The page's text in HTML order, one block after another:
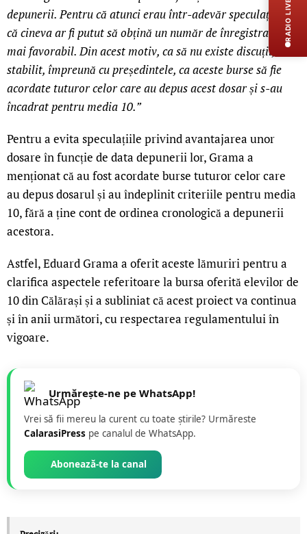
depunerii. Pentru că atunci erau într-adevăr speculații cum
că cineva ar fi putut să obțină un număr de înregistrare
mai favorabil. Din acest motiv, ca să nu existe discuții, am
stabilit, împreună cu președintele, ca aceste burse să fie
acordate tuturor celor care au depus acest dosar și s-au
încadrat pentru media 10.”
Pentru a evita speculațiile privind avantajarea unor
dosare în funcție de data depunerii lor, Grama a
menționat că au fost acordate burse tuturor celor care
au depus dosarul și au îndeplinit criteriile pentru media
10, fără a ține cont de ordinea cronologică a depunerii
acestora.
Astfel, Eduard Grama a oferit aceste lămuriri pentru a
clarifica aspectele referitoare la bursa oferită elevilor de
10 din Călărași și a subliniat că acest proiect va continua
și în anii următori, cu respectarea regulamentului în
vigoare.
Urmărește-ne pe WhatsApp!
Vrei să fii mereu la curent cu toate știrile? Urmăreste
CalarasiPress pe canalul de WhatsApp.
Abonează-te la canal
RADIO LIVE